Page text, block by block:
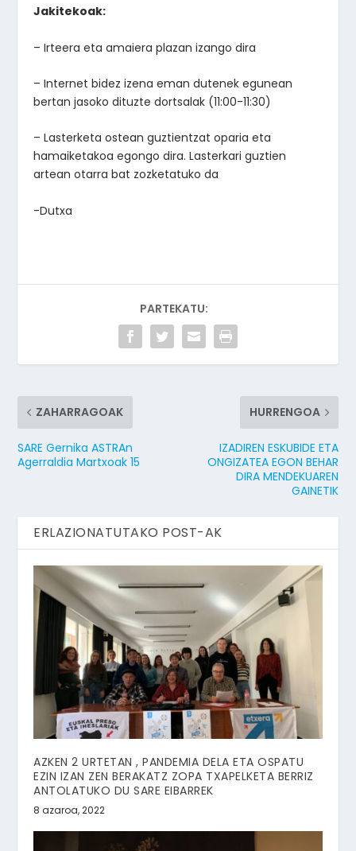
Jakitekoak:
– Irteera eta amaiera plazan izango dira
– Internet bidez izena eman dutenek egunean
bertan jasoko dituzte dortsalak (11:00-11:30)
– Lasterketa ostean guztientzat oparia eta
hamaiketakoa egongo dira. Lasterkari guztien
artean otarra bat zozketatuko da
-Dutxa
PARTEKATU:
ZAHARRAGOAK
SARE Gernika ASTRAn
Agerraldia Martxoak 15
HURRENGOA
IZADIREN ESKUBIDE ETA
ONGIZATEA EGON BEHAR
DIRA MENDEKUAREN
GAINETIK
ERLAZIONATUTAKO POST-AK
AZKEN 2 URTETAN , PANDEMIA DELA ETA OSPATU
EZIN IZAN ZEN BERAKATZ ZOPA TXAPELKETA BERRIZ
ANTOLATUKO DU SARE EIBARREK
8 azaroa, 2022